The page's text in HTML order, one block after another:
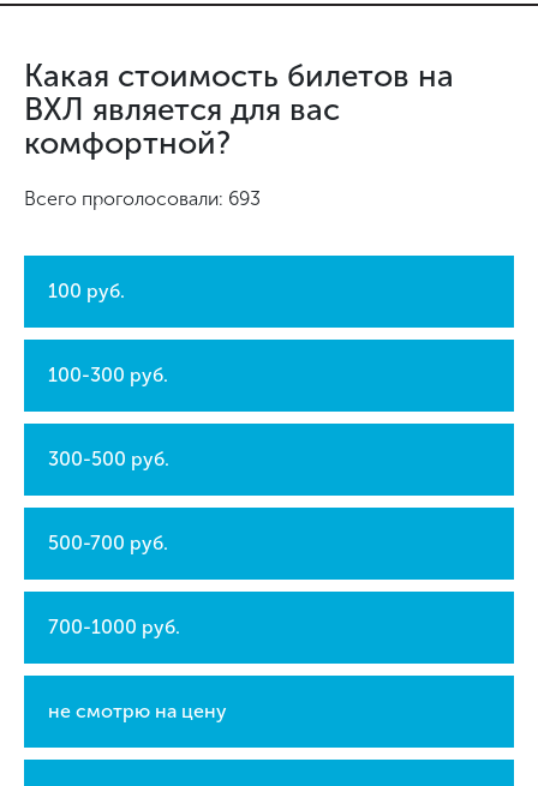
Какая стоимость билетов на
ВХЛ является для вас
комфортной?
Всего проголосовали: 693
100 руб.
100-300 руб.
300-500 руб.
500-700 руб.
700-1000 руб.
не смотрю на цену